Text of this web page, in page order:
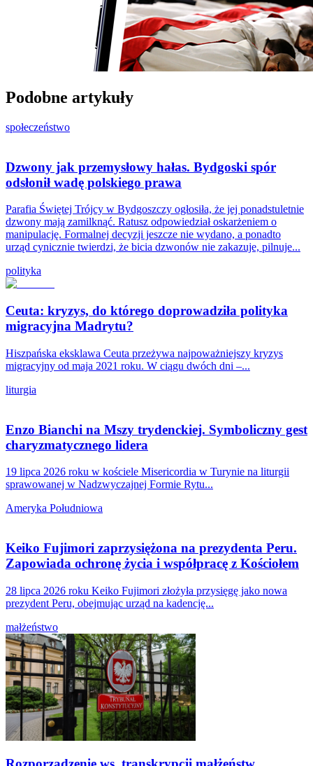
Podobne artykuły
społeczeństwo
Dzwony jak przemysłowy hałas. Bydgoski spór
odsłonił wadę polskiego prawa
Parafia Świętej Trójcy w Bydgoszczy ogłosiła, że jej ponadstuletnie
dzwony mają zamilknąć. Ratusz odpowiedział oskarżeniem o
manipulację. Formalnej decyzji jeszcze nie wydano, a ponadto
urząd cynicznie twierdzi, że bicia dzwonów nie zakazuje, pilnuje...
polityka
Ceuta: kryzys, do którego doprowadziła polityka
migracyjna Madrytu?
Hiszpańska eksklawa Ceuta przeżywa najpoważniejszy kryzys
migracyjny od maja 2021 roku. W ciągu dwóch dni –...
liturgia
Enzo Bianchi na Mszy trydenckiej. Symboliczny gest
charyzmatycznego lidera
19 lipca 2026 roku w kościele Misericordia w Turynie na liturgii
sprawowanej w Nadzwyczajnej Formie Rytu...
Ameryka Południowa
Keiko Fujimori zaprzysiężona na prezydenta Peru.
Zapowiada ochronę życia i współpracę z Kościołem
28 lipca 2026 roku Keiko Fujimori złożyła przysięgę jako nowa
prezydent Peru, obejmując urząd na kadencję...
małżeństwo